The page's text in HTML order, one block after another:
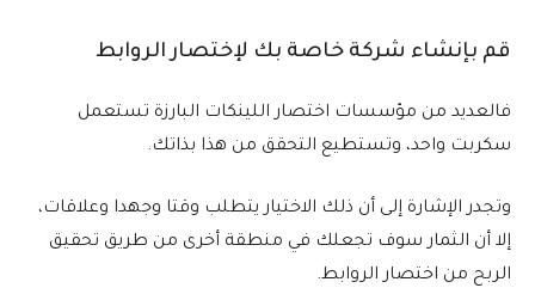
قم بإنشاء شركة خاصة بك لإختصار الروابط
فالعديد من مؤسسات اختصار اللينكات البارزة تستعمل
سكربت واحد، وتستطيع التحقق من هذا بذاتك.
وتجدر الإشارة إلى أن ذلك الاختيار يتطلب وقتا وجهدا وعلاقات،
إلا أن الثمار سوف تجعلك في منطقة أخرى من طريق تحقيق
الربح من اختصار الروابط.